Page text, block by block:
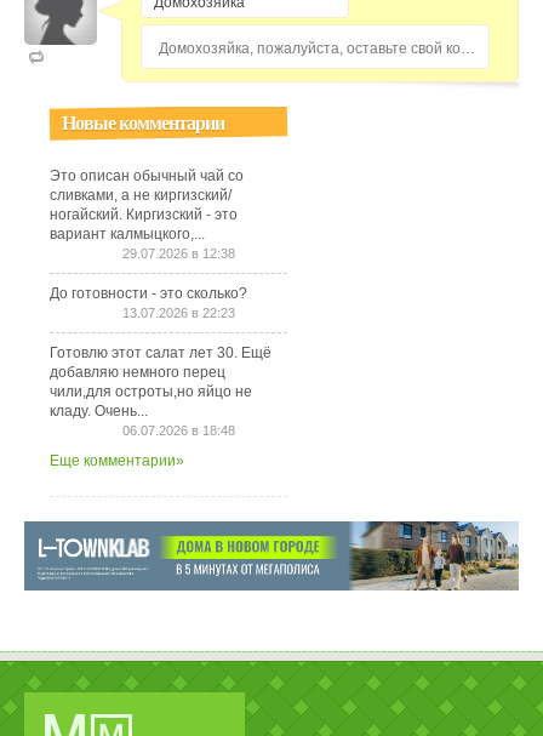
Домохозяйка, пожалуйста, оставьте свой комментарий...
Новые комментарии
Это описан обычный чай со
сливками, а не киргизский/
ногайский. Киргизский - это
вариант калмыцкого,...
29.07.2026 в 12:38
До готовности - это сколько?
13.07.2026 в 22:23
Готовлю этот салат лет 30. Ещё
добавляю немного перец
чили,для остроты,но яйцо не
кладу. Очень...
06.07.2026 в 18:48
Еще комментарии»